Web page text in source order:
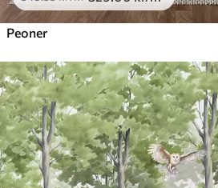
Peoner